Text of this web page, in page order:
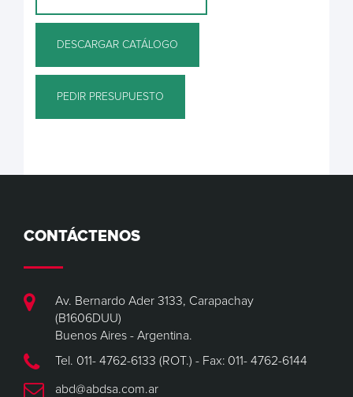
DESCARGAR CATÁLOGO
PEDIR PRESUPUESTO
CONTÁCTENOS
Av. Bernardo Ader 3133, Carapachay
(B1606DUU)
Buenos Aires - Argentina.
Tel. 011- 4762-6133 (ROT.) - Fax: 011- 4762-6144
abd@abdsa.com.ar